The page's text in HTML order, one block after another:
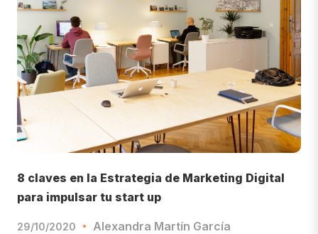
8 claves en la Estrategia de Marketing Digital
para impulsar tu start up
29/10/2020 Alexandra Martín García